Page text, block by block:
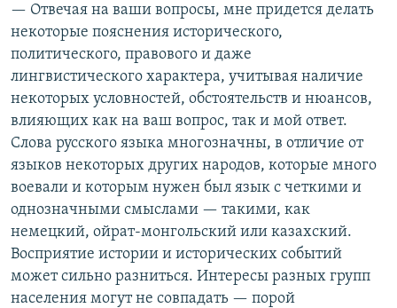
— Отвечая на ваши вопросы, мне придется делать
некоторые пояснения исторического,
политического, правового и даже
лингвистического характера, учитывая наличие
некоторых условностей, обстоятельств и нюансов,
влияющих как на ваш вопрос, так и мой ответ.
Слова русского языка многозначны, в отличие от
языков некоторых других народов, которые много
воевали и которым нужен был язык с четкими и
однозначными смыслами — такими, как
немецкий, ойрат-монгольский или казахский.
Восприятие истории и исторических событий
может сильно разниться. Интересы разных групп
населения могут не совпадать — порой